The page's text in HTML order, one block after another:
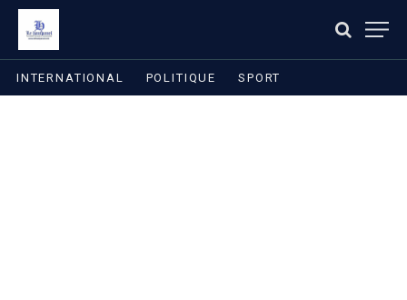
INTERNATIONAL POLITIQUE SPORT